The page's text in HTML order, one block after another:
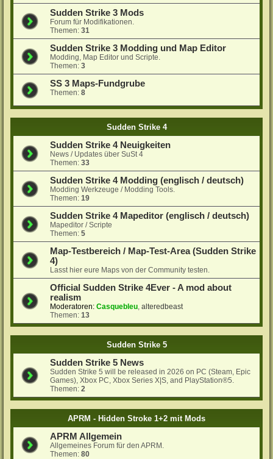
Sudden Strike 3 Mods
Forum für Modifikationen.
Themen:31
Sudden Strike 3 Modding und Map Editor
Modding, Map Editor und Scripte.
Themen:3
SS 3 Maps-Fundgrube
Themen:8
Sudden Strike 4
Sudden Strike 4 Neuigkeiten
News / Updates über SuSt 4
Themen:33
Sudden Strike 4 Modding (englisch / deutsch)
Modding Werkzeuge / Modding Tools.
Themen:19
Sudden Strike 4 Mapeditor (englisch / deutsch)
Mapeditor / Scripte
Themen:5
Map-Testbereich / Map-Test-Area (Sudden Strike
4)
Lasst hier eure Maps von der Community testen.
Official Sudden Strike 4Ever - A mod about
realism
Moderatoren: Casquebleu,alteredbeast
Themen:13
Sudden Strike 5
Sudden Strike 5 News
Sudden Strike 5 will be released in 2026 on PC (Steam, Epic
Games), Xbox PC, Xbox Series X|S, and PlayStation®5.
Themen:2
APRM - Hidden Stroke 1+2 mit Mods
APRM Allgemein
Allgemeines Forum für den APRM.
Themen:80